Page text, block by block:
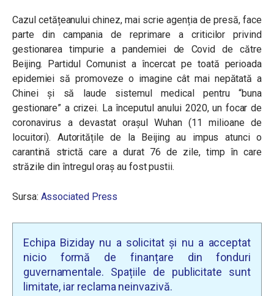
Cazul cetățeanului chinez, mai scrie agenția de presă, face
parte din campania de reprimare a criticilor privind
gestionarea timpurie a pandemiei de Covid de către
Beijing. Partidul Comunist a încercat pe toată perioada
epidemiei să promoveze o imagine cât mai nepătată a
Chinei și să laude sistemul medical pentru “buna
gestionare” a crizei. La începutul anului 2020, un focar de
coronavirus a devastat orașul Wuhan (11 milioane de
locuitori). Autoritățile de la Beijing au impus atunci o
carantină strictă care a durat 76 de zile, timp în care
străzile din întregul oraș au fost pustii.
Sursa: Associated Press
Echipa Biziday nu a solicitat și nu a acceptat
nicio formă de finanțare din fonduri
guvernamentale. Spațiile de publicitate sunt
limitate, iar reclama neinvazivă.